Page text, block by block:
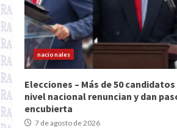
nacionales
Elecciones – Más de 50
nivel nacional renuncian y dan
encubierta
7 de agosto de 2026